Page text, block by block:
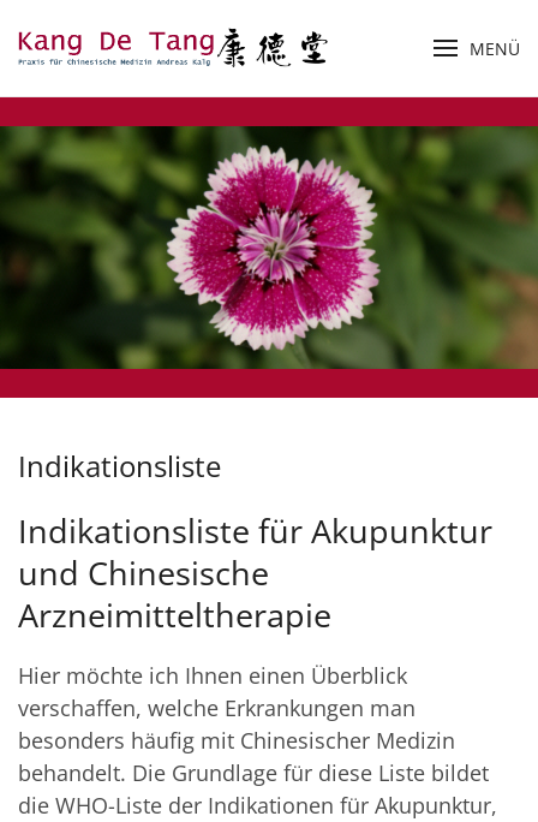
Zum Hauptinhalt springen
MENÜ
Indikationsliste
Indikationsliste für Akupunktur
und Chinesische
Arzneimitteltherapie
Hier möchte ich Ihnen einen Überblick
verschaffen, welche Erkrankungen man
besonders häufig mit Chinesischer Medizin
behandelt. Die Grundlage für diese Liste bildet
die WHO-Liste der Indikationen für Akupunktur,